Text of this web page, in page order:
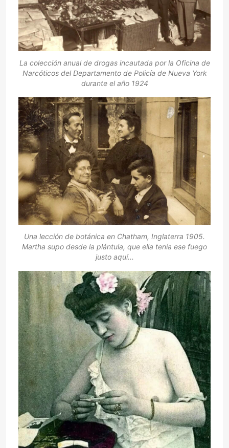
La colección anual de drogas incautada por la Oficina de
Narcóticos del Departamento de Policía de Nueva York
durante el año 1924
Una lección de botánica en Chatham, Inglaterra 1905.
Martha supo desde la plántula, que ella tenía ese fuego
justo aquí...